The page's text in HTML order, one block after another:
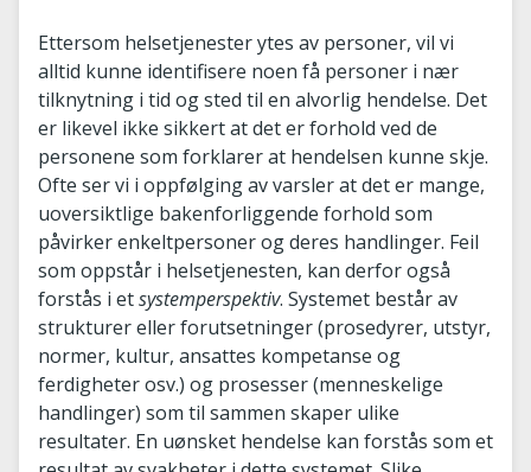
Ettersom helsetjenester ytes av personer, vil vi
alltid kunne identifisere noen få personer i nær
tilknytning i tid og sted til en alvorlig hendelse. Det
er likevel ikke sikkert at det er forhold ved de
personene som forklarer at hendelsen kunne skje.
Ofte ser vi i oppfølging av varsler at det er mange,
uoversiktlige bakenforliggende forhold som
påvirker enkeltpersoner og deres handlinger. Feil
som oppstår i helsetjenesten, kan derfor også
forstås i etsystemperspektiv. Systemet består av
strukturer eller forutsetninger (prosedyrer, utstyr,
normer, kultur, ansattes kompetanse og
ferdigheter osv.) og prosesser (menneskelige
handlinger) som til sammen skaper ulike
resultater. En uønsket hendelse kan forstås som et